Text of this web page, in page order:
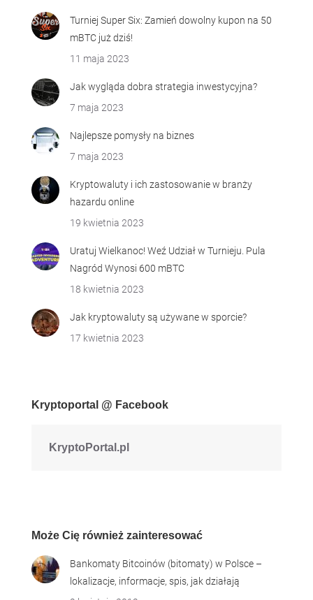
Turniej Super Six: Zamień dowolny kupon na 50
mBTC już dziś!
11 maja 2023
Jak wygląda dobra strategia inwestycyjna?
7 maja 2023
Najlepsze pomysły na biznes
7 maja 2023
Kryptowaluty i ich zastosowanie w branży
hazardu online
19 kwietnia 2023
Uratuj Wielkanoc! Weź Udział w Turnieju. Pula
Nagród Wynosi 600 mBTC
18 kwietnia 2023
Jak kryptowaluty są używane w sporcie?
17 kwietnia 2023
Kryptoportal @ Facebook
KryptoPortal.pl
Może Cię również zainteresować
Bankomaty Bitcoinów (bitomaty) w Polsce –
lokalizacje, informacje, spis, jak działają